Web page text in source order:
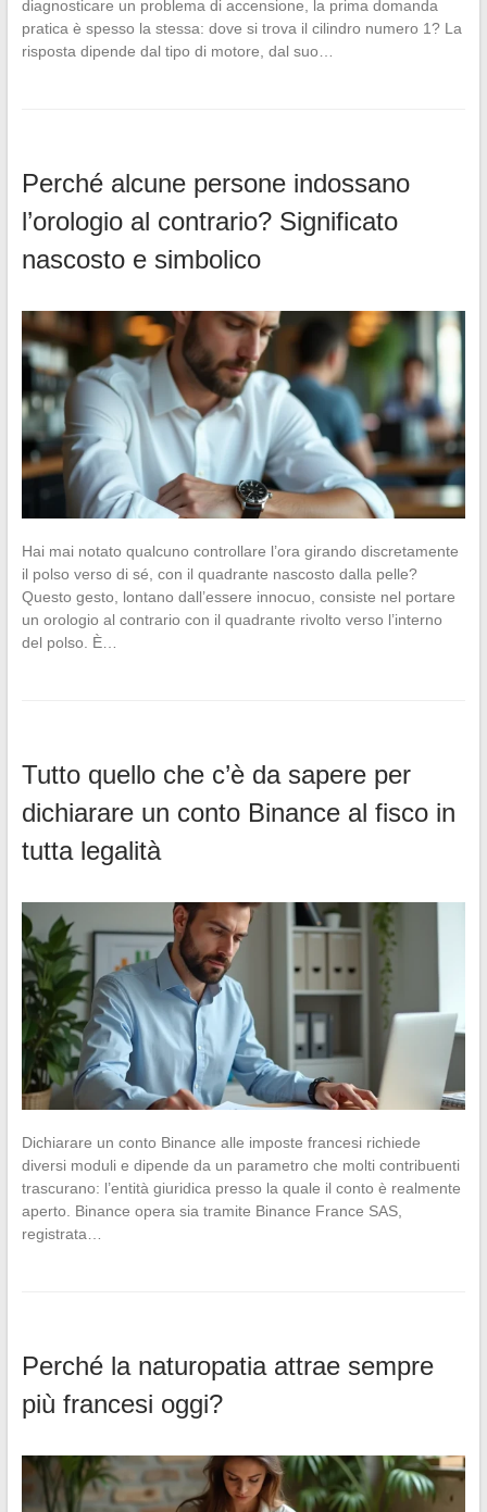
diagnosticare un problema di accensione, la prima domanda
pratica è spesso la stessa: dove si trova il cilindro numero 1? La
risposta dipende dal tipo di motore, dal suo…
Perché alcune persone indossano
l’orologio al contrario? Significato
nascosto e simbolico
Hai mai notato qualcuno controllare l’ora girando discretamente
il polso verso di sé, con il quadrante nascosto dalla pelle?
Questo gesto, lontano dall’essere innocuo, consiste nel portare
un orologio al contrario con il quadrante rivolto verso l’interno
del polso. È…
Tutto quello che c’è da sapere per
dichiarare un conto Binance al fisco in
tutta legalità
Dichiarare un conto Binance alle imposte francesi richiede
diversi moduli e dipende da un parametro che molti contribuenti
trascurano: l’entità giuridica presso la quale il conto è realmente
aperto. Binance opera sia tramite Binance France SAS,
registrata…
Perché la naturopatia attrae sempre
più francesi oggi?